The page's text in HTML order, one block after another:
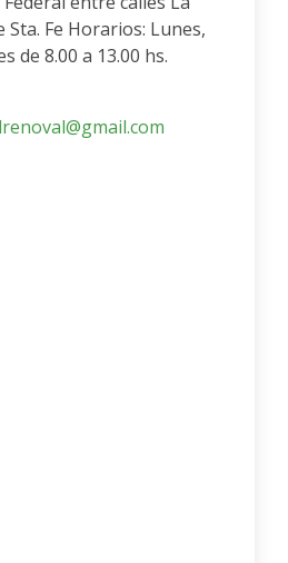
Sta. Fe Horarios: Lunes,
de 8.00 a 13.00 hs.